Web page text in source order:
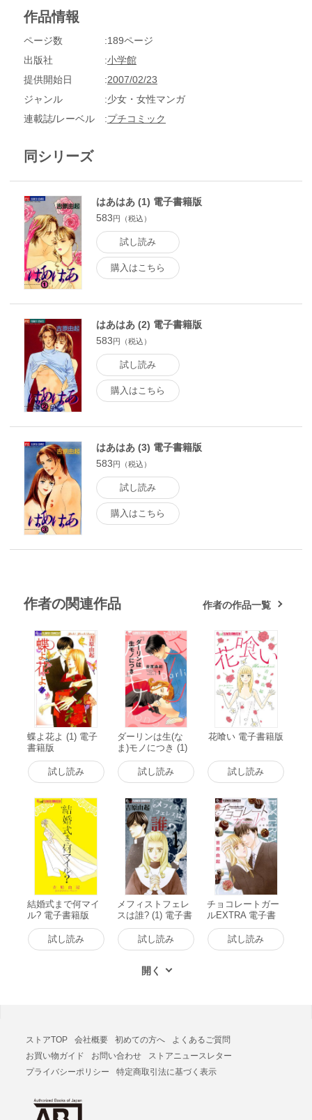
態度だが!?
作品情報
ページ数
189ページ
出版社
小学館
提供開始日
2007/02/23
ジャンル
少女・女性マンガ
連載誌/レーベル
プチコミック
同シリーズ
はあはあ (1) 電子書籍版
583円（税込）
試し読み
購入はこちら
はあはあ (2) 電子書籍版
583円（税込）
試し読み
購入はこちら
はあはあ (3) 電子書籍版
583円（税込）
試し読み
購入はこちら
作者の関連作品 作者の作品一覧
蝶よ花よ (1) 電子
書籍版
試し読み
ダーリンは生(な
ま)モノにつき (1)
電子書籍版
試し読み
花喰い 電子書籍版
試し読み
結婚式まで何マイ
ル? 電子書籍版
試し読み
メフィストフェレ
スは誰? (1) 電子書
籍版
試し読み
チョコレートガー
ルEXTRA 電子書
籍版
試し読み
ストアTOP 会社概要 初めての方へ
よくあるご質問
お買い物ガイド
お問い合わせ
ストアニュースレター
プライバシーポリシー
特定商取引法に基づく表示